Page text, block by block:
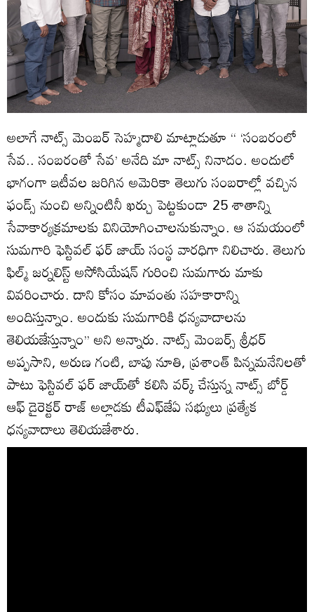
అలాగే నాట్స్ మెంబర్ సెహ్మదాలి మాట్లాడుతూ ‘‘ ‘సంబరంలో
సేవ‌.. సంబ‌రంతో సేవ‌’ అనేది మా నాట్స్ నినాదం. అందులో
భాగంగా ఇటీవ‌ల జ‌రిగిన అమెరికా తెలుగు సంబ‌రాల్లో వ‌చ్చిన
ఫండ్స్ నుంచి అన్నింటినీ ఖ‌ర్చు పెట్ట‌కుండా 25 శాతాన్ని
సేవాకార్య‌క్ర‌మాల‌కు వినియోగించాల‌నుకున్నాం. ఆ స‌మ‌యంలో
సుమ‌గారి ఫెస్టివ‌ల్ ఫ‌ర్ జాయ్ సంస్థ వార‌ధిగా నిలిచారు. తెలుగు
ఫిల్మ్ జ‌ర్న‌లిస్ట్ అసోసియేష‌న్ గురించి సుమ‌గారు మాకు
వివ‌రించారు. దాని కోసం మావంతు స‌హ‌కారాన్ని
అందిస్తున్నాం. అందుకు సుమ‌గారికి ధ‌న్య‌వాదాల‌ను
తెలియ‌జేస్తున్నాం’’ అని అన్నారు. నాట్స్ మెంబ‌ర్స్ శ్రీధర్
అప్పసాని, అరుణ గంటి, బాపు నూతి, ప్రశాంత్ పిన్నమనేనిలతో
పాటు ఫెస్టివల్ ఫర్ జాయ్‌తో కలిసి వర్క్ చేస్తున్న నాట్స్ బోర్డ్
ఆఫ్ డైరెక్టర్ రాజ్ అల్లాడకు టీఎఫ్‌జేఏ స‌భ్యులు ప్ర‌త్యేక
ధ‌న్య‌వాదాలు తెలియ‌జేశారు.